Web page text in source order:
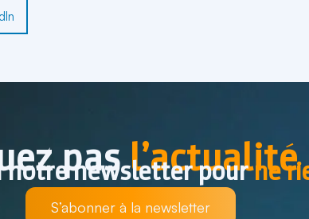
pas
notre newsletter pourne
S’abonner à la newsletter